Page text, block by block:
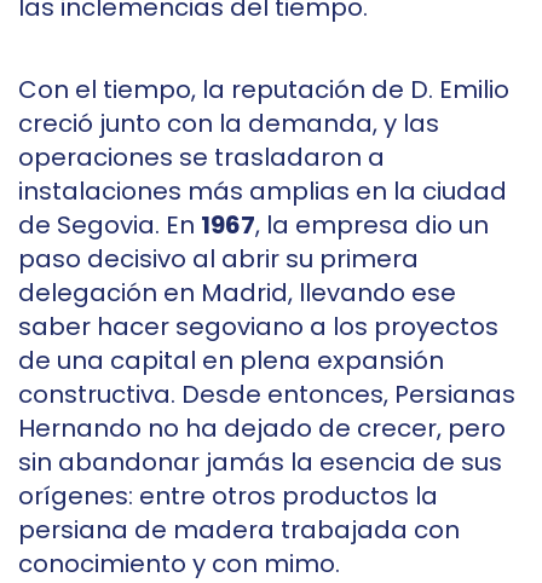
las inclemencias del tiempo.
Con el tiempo, la reputación de D. Emilio
creció junto con la demanda, y las
operaciones se trasladaron a
instalaciones más amplias en la ciudad
de Segovia. En 1967, la empresa dio un
paso decisivo al abrir su primera
delegación en Madrid, llevando ese
saber hacer segoviano a los proyectos
de una capital en plena expansión
constructiva. Desde entonces, Persianas
Hernando no ha dejado de crecer, pero
sin abandonar jamás la esencia de sus
orígenes: entre otros productos la
persiana de madera trabajada con
conocimiento y con mimo.